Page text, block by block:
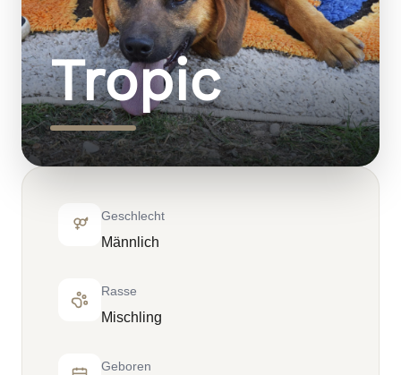
Tropic
Geschlecht
Männlich
Rasse
Mischling
Geboren